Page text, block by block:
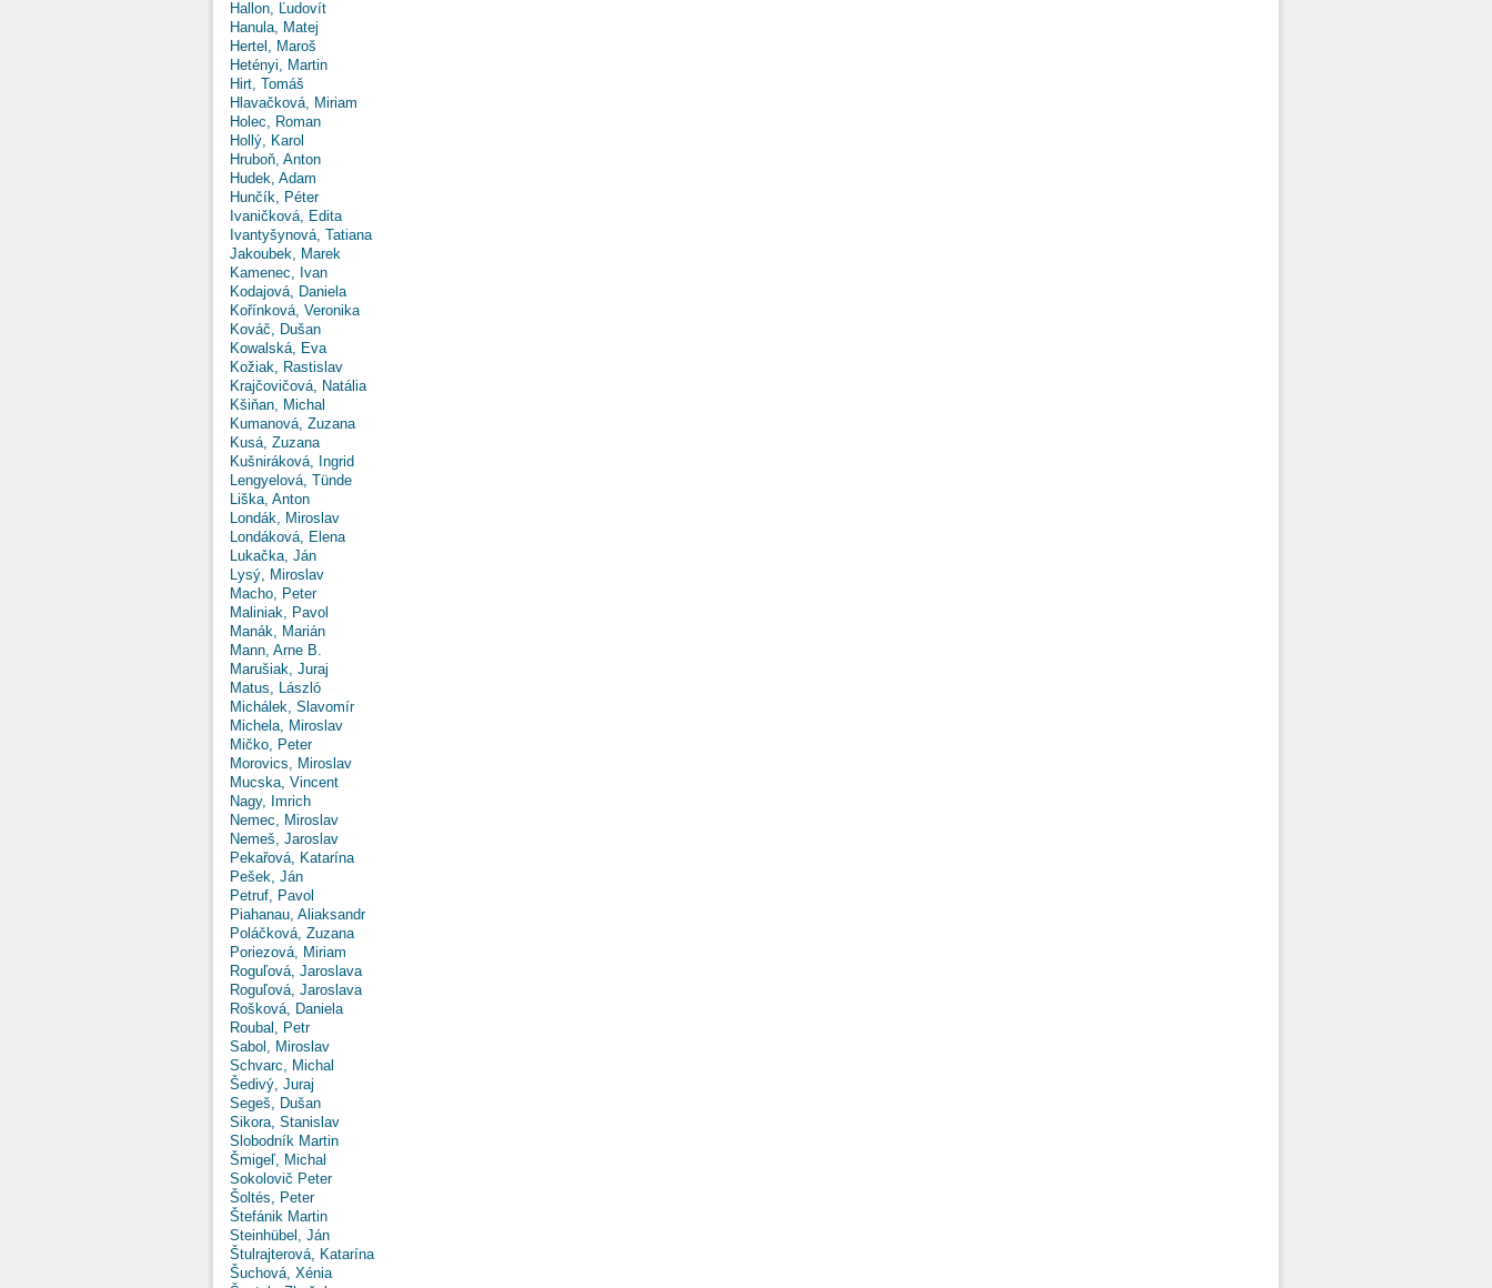
Hallon, Ľudovít
Hanula, Matej
Hertel, Maroš
Hetényi, Martin
Hirt, Tomáš
Hlavačková, Miriam
Holec, Roman
Hollý, Karol
Hruboň, Anton
Hudek, Adam
Hunčík, Péter
Ivaničková, Edita
Ivantyšynová, Tatiana
Jakoubek, Marek
Kamenec, Ivan
Kodajová, Daniela
Kořínková, Veronika
Kováč, Dušan
Kowalská, Eva
Kožiak, Rastislav
Krajčovičová, Natália
Kšiňan, Michal
Kumanová, Zuzana
Kusá, Zuzana
Kušniráková, Ingrid
Lengyelová, Tünde
Liška, Anton
Londák, Miroslav
Londáková, Elena
Lukačka, Ján
Lysý, Miroslav
Macho, Peter
Maliniak, Pavol
Manák, Marián
Mann, Arne B.
Marušiak, Juraj
Matus, László
Michálek, Slavomír
Michela, Miroslav
Mičko, Peter
Morovics, Miroslav
Mucska, Vincent
Nagy, Imrich
Nemec, Miroslav
Nemeš, Jaroslav
Pekařová, Katarína
Pešek, Ján
Petruf, Pavol
Piahanau, Aliaksandr
Poláčková, Zuzana
Poriezová, Miriam
Roguľová, Jaroslava
Roguľová, Jaroslava
Rošková, Daniela
Roubal, Petr
Sabol, Miroslav
Schvarc, Michal
Šedivý, Juraj
Segeš, Dušan
Sikora, Stanislav
Slobodník Martin
Šmigeľ, Michal
Sokolovič Peter
Šoltés, Peter
Štefánik Martin
Steinhübel, Ján
Štulrajterová, Katarína
Šuchová, Xénia